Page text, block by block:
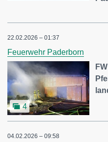
22.02.2026 – 01:37
Feuerwehr Paderborn
4
04.02.2026 – 09:58